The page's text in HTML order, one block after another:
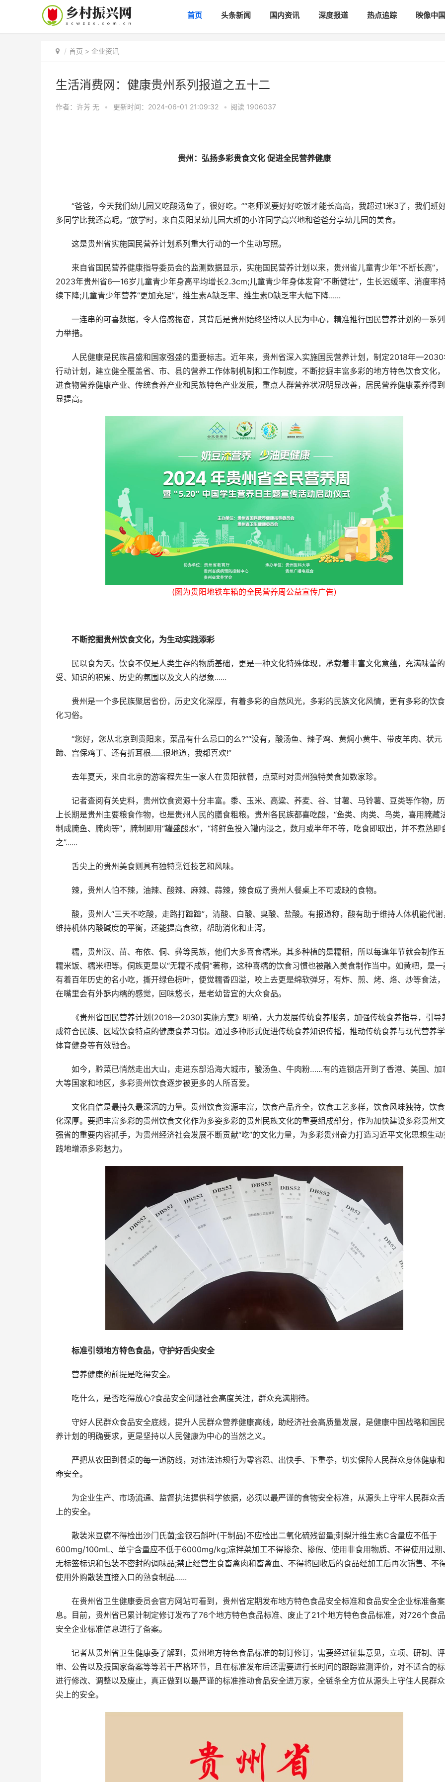
首页 头条新闻 国内资讯 深度报道 热点追踪 映像中国
首页 > 企业资讯
生活消费网：健康贵州系列报道之五十二
作者：许芳 无 • 更新时间：2024-06-01 21:09:32 • 阅读 1906037
贵州：弘扬多彩贵食文化 促进全民营养健康
“爸爸，今天我们幼儿园又吃酸汤鱼了，很好吃。”“老师说要好好吃饭才能长高高，我超过1米3了，我们班
多同学比我还高呢。”放学时，来自贵阳某幼儿园大班的小许同学高兴地和爸爸分享幼儿园的美食。
这是贵州省实施国民营养计划系列重大行动的一个生动写照。
来自省国民营养健康指导委员会的监测数据显示，实施国民营养计划以来，贵州省儿童青少年“不断长高”，
2023年贵州省6—16岁儿童青少年身高平均增长2.3cm;儿童青少年身体发育“不断健壮”，生长迟缓率、消瘦率
续下降;儿童青少年营养“更加充足”，维生素A缺乏率、维生素D缺乏率大幅下降......
一连串的可喜数据，令人倍感振奋，其背后是贵州始终坚持以人民为中心，精准推行国民营养计划的一系
力举措。
人民健康是民族昌盛和国家强盛的重要标志。近年来，贵州省深入实施国民营养计划，制定2018年—2030
行动计划，建立健全覆盖省、市、县的营养工作体制机制和工作制度，不断挖掘丰富多彩的地方特色饮食文化
进食物营养健康产业、传统食养产业和民族特色产业发展，重点人群营养状况明显改善，居民营养健康素养得
显提高。
(图为贵阳地铁车箱的全民营养周公益宣传广告)
不断挖掘贵州饮食文化，为生动实践添彩
民以食为天。饮食不仅是人类生存的物质基础，更是一种文化特殊体现，承载着丰富文化意蕴，充满味蕾
受、知识的积累、历史的氛围以及文人的想象......
贵州是一个多民族聚居省份，历史文化深厚，有着多彩的自然风光，多彩的民族文化风情，更有多彩的饮
化习俗。
“您好，您从北京到贵阳来，菜品有什么忌口的么?”“没有，酸汤鱼、辣子鸡、黄焖小黄牛、带皮羊肉、状元
蹄、宫保鸡丁、还有折耳根......很地道，我都喜欢!”
去年夏天，来自北京的游客程先生一家人在贵阳就餐，点菜时对贵州独特美食如数家珍。
记者查阅有关史料，贵州饮食资源十分丰富。黍、玉米、高粱、荞麦、谷、甘薯、马铃薯、豆类等作物，
上长期是贵州主要粮食作物，也是贵州人民的膳食粗粮。贵州各民族都喜吃酸，“鱼类、肉类、鸟类，喜用腌藏
制成腌鱼、腌肉等”，腌制即用“罐盛酸水”，“将鲜鱼投入罐内浸之，数月或半年不等，吃食即取出，并不煮熟即
之”......
舌尖上的贵州美食则具有独特烹饪技艺和风味。
辣，贵州人怕不辣，油辣、酸辣、麻辣、蒜辣，辣食成了贵州人餐桌上不可或缺的食物。
酸，贵州人“三天不吃酸，走路打蹿蹿”，清酸、白酸、臭酸、盐酸。有报道称，酸有助于维持人体机能代谢
维持机体内酸碱度的平衡，还能提高食欲，帮助消化和止泻。
糯，贵州汉、苗、布依、侗、彝等民族，他们大多喜食糯米。其多种植的是糯稻，所以每逢年节就会制作
糯米饭、糯米粑等。侗族更是以“无糯不成侗”著称，这种喜糯的饮食习惯也被融入美食制作当中。如黄粑，是一
有着百年历史的名小吃，撕开绿色棕叶，便觉糯香四溢，咬上去更是绵软弹牙，有炸、煎、烤、烙、炒等食法
在嘴里会有外酥内糯的感觉，回味悠长，是老幼皆宜的大众食品。
《贵州省国民营养计划(2018—2030)实施方案》明确，大力发展传统食养服务，加强传统食养指导，引导
成符合民族、区域饮食特点的健康食养习惯。通过多种形式促进传统食养知识传播，推动传统食养与现代营养
体育健身等有效融合。
如今，黔菜已悄然走出大山，走进东部沿海大城市，酸汤鱼、牛肉粉……有的连锁店开到了香港、美国、加
大等国家和地区，多彩贵州饮食逐步被更多的人所喜爱。
文化自信是最持久最深沉的力量。贵州饮食资源丰富，饮食产品齐全，饮食工艺多样，饮食风味独特，饮
化深厚。要把丰富多彩的贵州饮食文化作为多姿多彩的贵州民族文化的重要组成部分，作为加快建设多彩贵州
强省的重要内容抓手，为贵州经济社会发展不断贡献“吃”的文化力量，为多彩贵州奋力打造习近平文化思想生动
践地增添多彩魅力。
标准引领地方特色食品，守护好舌尖安全
营养健康的前提是吃得安全。
吃什么，是否吃得放心?食品安全问题社会高度关注，群众充满期待。
守好人民群众食品安全底线，提升人民群众营养健康高线，助经济社会高质量发展，是健康中国战略和国
养计划的明确要求，更是坚持以人民健康为中心的当然之义。
严把从农田到餐桌的每一道防线，对违法违规行为零容忍、出快手、下重拳，切实保障人民群众身体健康
命安全。
为企业生产、市场流通、监督执法提供科学依据，必须以最严谨的食物安全标准，从源头上守牢人民群众
上的安全。
散装米豆腐不得检出沙门氏菌;金钗石斛叶(干制品)不应检出二氧化硫残留量;刺梨汁维生素C含量应不低于
600mg/100mL、单宁含量应不低于6000mg/kg;凉拌菜加工不得掺杂、掺假、使用非食用物质、不得使用过期
无标签标识和包装不密封的调味品;禁止经营生食畜禽肉和畜禽血、不得将回收后的食品经加工后再次销售、不
使用外购散装直接入口的熟食制品......
在贵州省卫生健康委员会官方网站可看到，贵州省定期发布地方特色食品安全标准和食品安全企业标准备
息。目前，贵州省已累计制定修订发布了76个地方特色食品标准、废止了21个地方特色食品标准，对726个食品
安全企业标准信息进行了备案。
记者从贵州省卫生健康委了解到，贵州地方特色食品标准的制订修订，需要经过征集意见，立项、研制、评
审、公告以及报国家备案等等若干严格环节，且在标准发布后还需要进行长时间的跟踪监测评价，对不适合的
进行修改、调整以及废止，真正做到以最严谨的标准推动食品安全进万家，全链条全方位从源头上守住人民群
尖上的安全。